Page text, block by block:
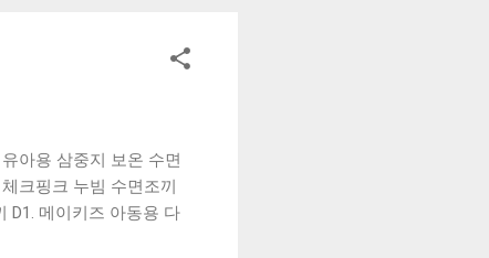
아용 삼중지 보온 수면
크핑크 누빔 수면조끼
D1. 메이키즈 아동용 다